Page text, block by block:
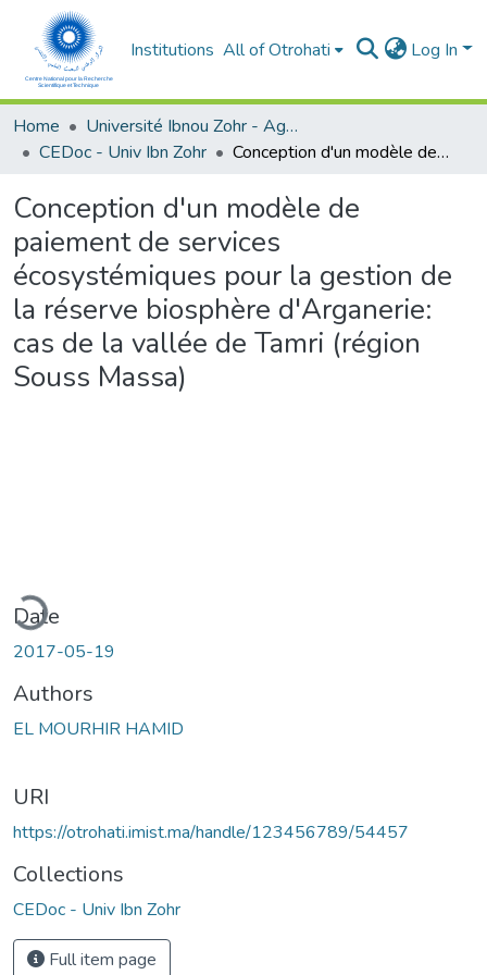
Institutions All of Otrohati Log In
Home
Université Ibnou Zohr - Agadir
CEDoc - Univ Ibn Zohr
Conception d'un modèle de paiement de services écosystémiques pour la gestion de la réserve biosphère d'Arganerie: cas de la vallée de Tamri (région Souss Massa)
Conception d'un modèle de
paiement de services
écosystémiques pour la gestion de
la réserve biosphère d'Arganerie:
cas de la vallée de Tamri (région
Souss Massa)
Date
2017-05-19
Authors
EL MOURHIR HAMID
URI
https://otrohati.imist.ma/handle/123456789/54457
Collections
CEDoc - Univ Ibn Zohr
Full item page